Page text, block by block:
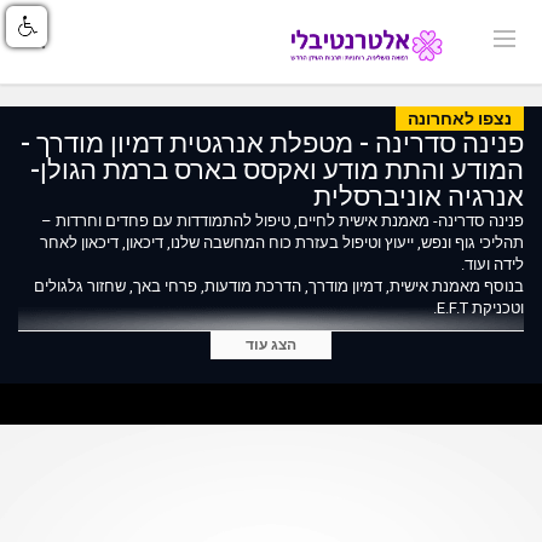
נצפו לאחרונה
פנינה סדרינה - מטפלת אנרגטית דמיון מודרך -
המודע והתת מודע ואקסס בארס ברמת הגולן-
אנרגיה אוניברסלית
פנינה סדרינה- מאמנת אישית לחיים, טיפול להתמודדות עם פחדים וחרדות –
תהליכי גוף ונפש, ייעוץ וטיפול בעזרת כוח המחשבה שלנו, דיכאון, דיכאון לאחר
לידה ועוד.
בנוסף מאמנת אישית, דמיון מודרך, הדרכת מודעות, פרחי באך, שחזור גלגולים
וטכניקת E.F.T.
לפרטים נוספים על פנינה סדרינה, קישור:
https://index.alternativli.co.il/38.html
הצג עוד